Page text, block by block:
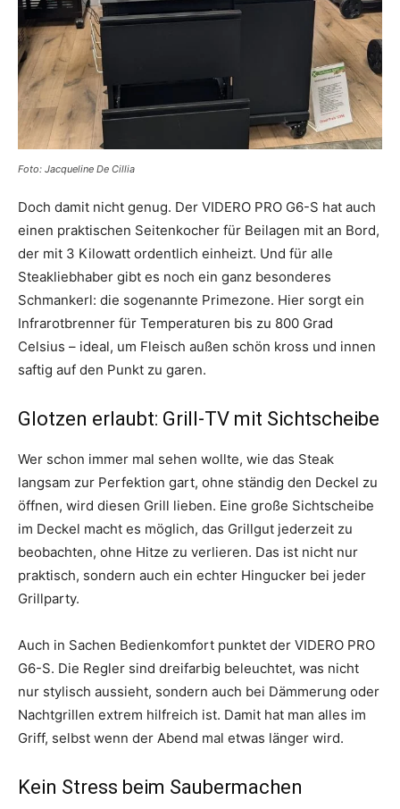
Foto: Jacqueline De Cillia
Doch damit nicht genug. Der VIDERO PRO G6-S hat auch
einen praktischen Seitenkocher für Beilagen mit an Bord,
der mit 3 Kilowatt ordentlich einheizt. Und für alle
Steakliebhaber gibt es noch ein ganz besonderes
Schmankerl: die sogenannte Primezone. Hier sorgt ein
Infrarotbrenner für Temperaturen bis zu 800 Grad
Celsius – ideal, um Fleisch außen schön kross und innen
saftig auf den Punkt zu garen.
Glotzen erlaubt: Grill-TV mit Sichtscheibe
Wer schon immer mal sehen wollte, wie das Steak
langsam zur Perfektion gart, ohne ständig den Deckel zu
öffnen, wird diesen Grill lieben. Eine große Sichtscheibe
im Deckel macht es möglich, das Grillgut jederzeit zu
beobachten, ohne Hitze zu verlieren. Das ist nicht nur
praktisch, sondern auch ein echter Hingucker bei jeder
Grillparty.
Auch in Sachen Bedienkomfort punktet der VIDERO PRO
G6-S. Die Regler sind dreifarbig beleuchtet, was nicht
nur stylisch aussieht, sondern auch bei Dämmerung oder
Nachtgrillen extrem hilfreich ist. Damit hat man alles im
Griff, selbst wenn der Abend mal etwas länger wird.
Kein Stress beim Saubermachen